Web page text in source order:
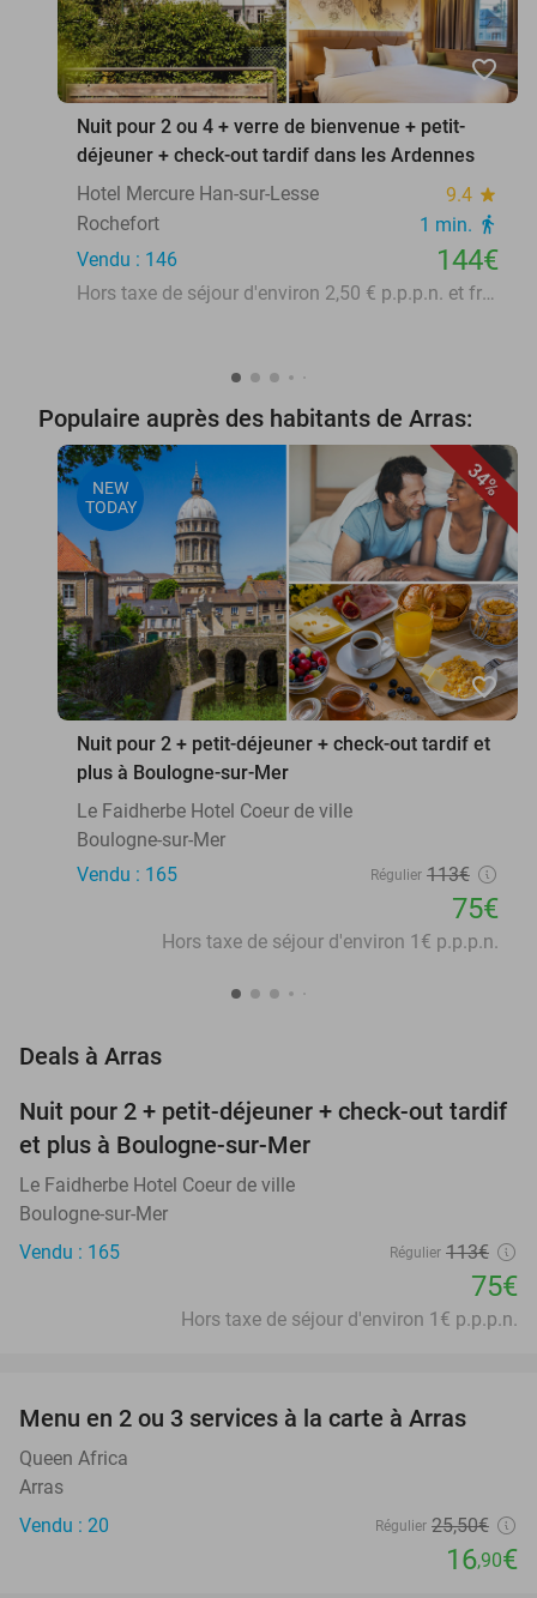
favorite_border
Nuit pour 2 ou 4 + verre de bienvenue + petit-
déjeuner + check-out tardif dans les Ardennes
Hotel Mercure Han-sur-Lesse
9.4 star
Rochefort 1 min. directions_walk
Vendu : 146 144€
Hors taxe de séjour d'environ 2,50 € p.p.p.n. et frais de stationnement de 18 € p.j.
Populaire auprès des habitants de Arras:
34%
NEW
TODAY
favorite_border
Nuit pour 2 + petit-déjeuner + check-out tardif et
plus à Boulogne-sur-Mer
Le Faidherbe Hotel Coeur de ville
Boulogne-sur-Mer
Vendu : 165
Régulier 113€
75€
Hors taxe de séjour d'environ 1€ p.p.p.n.
Deals à Arras
34%
NEW
TODAY
Nuit pour 2 + petit-déjeuner + check-out tardif
et plus à Boulogne-sur-Mer
Le Faidherbe Hotel Coeur de ville
Boulogne-sur-Mer
Vendu : 165
Régulier 113€
75€
Hors taxe de séjour d'environ 1€ p.p.p.n.
34%
Menu en 2 ou 3 services à la carte à Arras
Queen Africa
Arras
Vendu : 20
Régulier 25,50€
16,90€